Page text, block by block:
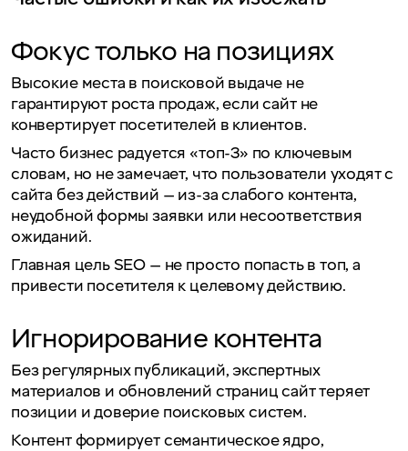
Фокус только на позициях
Высокие места в поисковой выдаче не
гарантируют роста продаж, если сайт не
конвертирует посетителей в клиентов.
Часто бизнес радуется «топ-3» по ключевым
словам, но не замечает, что пользователи уходят с
сайта без действий — из-за слабого контента,
неудобной формы заявки или несоответствия
ожиданий.
Главная цель SEO — не просто попасть в топ, а
привести посетителя к целевому действию.
Игнорирование контента
Без регулярных публикаций, экспертных
материалов и обновлений страниц сайт теряет
позиции и доверие поисковых систем.
Контент формирует семантическое ядро,